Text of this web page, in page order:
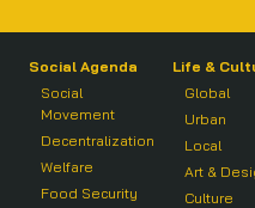
Social Agenda
Social
Movement
Decentralization
Welfare
Food Security
Life &
Global
Urban
Local
Art &
Culture